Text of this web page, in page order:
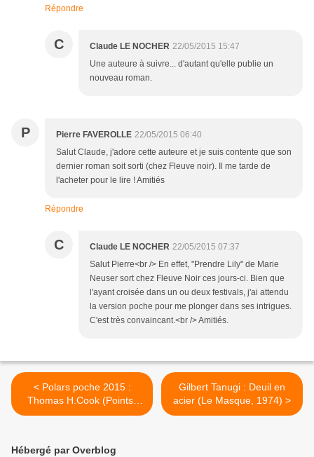
Répondre
C Claude LE NOCHER 22/05/2015 15:47
Une auteure à suivre... d'autant qu'elle publie un
nouveau roman.
P Pierre FAVEROLLE 22/05/2015 06:40
Salut Claude, j'adore cette auteure et je suis contente que son
dernier roman soit sorti (chez Fleuve noir). Il me tarde de
l'acheter pour le lire ! Amitiés
Répondre
C Claude LE NOCHER 22/05/2015 07:37
Salut Pierre<br /> En effet, "Prendre Lily" de Marie
Neuser sort chez Fleuve Noir ces jours-ci. Bien que
l'ayant croisée dans un ou deux festivals, j'ai attendu
la version poche pour me plonger dans ses intrigues.
C'est très convaincant.<br /> Amitiés.
< Polars poche 2015 :
Thomas H.Cook (Points)
Luc Bossi–Isabelle Polin (Le
Gilbert Tanugi : Deuil en
acier (Le Masque, 1974) >
Hébergé par Overblog